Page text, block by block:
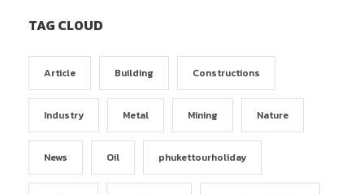
TAG CLOUD
Article Building Constructions
Industry Metal Mining Nature
News Oil phukettourholiday